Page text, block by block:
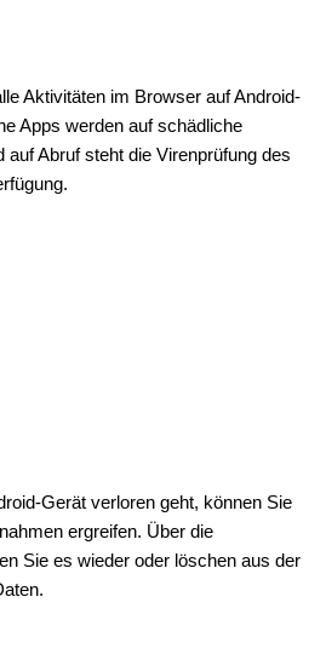
Aktivitäten im Browser auf Android-
Apps werden auf schädliche
auf Abruf steht die Virenprüfung des
Gerät verloren geht, können Sie
ergreifen. Über die
Sie es wieder oder löschen aus der